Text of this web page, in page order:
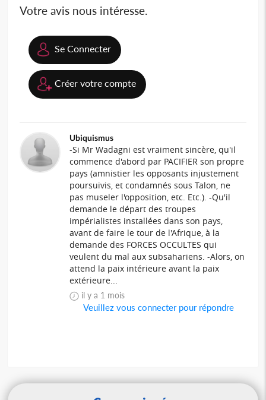
Votre avis nous intéresse.
Se Connecter
Créer votre compte
Ubiquismus
-Si Mr Wadagni est vraiment sincère, qu'il
commence d'abord par PACIFIER son propre
pays (amnistier les opposants injustement
poursuivis, et condamnés sous Talon, ne
pas museler l'opposition, etc. Etc.). -Qu'il
demande le départ des troupes
impérialistes installées dans son pays,
avant de faire le tour de l'Afrique, à la
demande des FORCES OCCULTES qui
veulent du mal aux subsahariens. -Alors, on
attend la paix intérieure avant la paix
extérieure...
il y a 1 mois
Veuillez vous connecter pour répondre